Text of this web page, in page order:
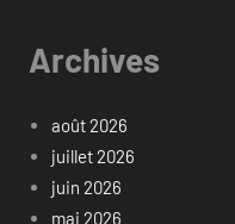
Archives
août 2026
juillet 2026
juin 2026
mai 2026